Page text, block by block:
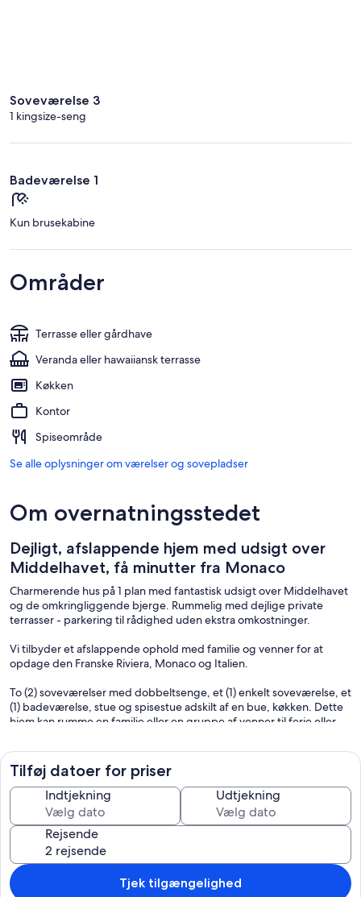
Soveværelse 3
1 kingsize-seng
Badeværelse 1
Kun brusekabine
Områder
Terrasse eller gårdhave
Veranda eller hawaiiansk terrasse
Køkken
Kontor
Spiseområde
Se alle oplysninger om værelser og sovepladser
Om overnatningsstedet
Dejligt, afslappende hjem med udsigt over
Middelhavet, få minutter fra Monaco
Charmerende hus på 1 plan med fantastisk udsigt over Middelhavet
og de omkringliggende bjerge. Rummelig med dejlige private
terrasser - parkering til rådighed uden ekstra omkostninger.
Vi tilbyder et afslappende ophold med familie og venner for at
opdage den Franske Riviera, Monaco og Italien.
To (2) soveværelser med dobbeltsenge, et (1) enkelt soveværelse, et
(1) badeværelse, stue og spisestue adskilt af en bue, køkken. Dette
hjem kan rumme en familie eller en gruppe af venner til ferie eller
Det indre af huset er blevet totalrenoveret. Strøelse er i
fremragende som ny stand. Alle senge har dyner og puder.
Sengelinned (dækker, lagner, pudebetræk, håndklæder, bordtøj)
og håndklæder leveres. Der er strygejern og strygebræt.
Køkkenet har et stort køleskab / fryser, komfur, ovn, mikroovn og
kapsel kaffemaskine (te, kaffe, chokolade).
I stuen er der et stort tv med Wi-Fi.
Tilføj datoer for priser
Indtjekning Udtjekning
Rejsende
Tjek tilgængelighed